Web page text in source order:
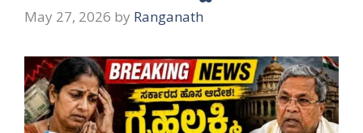
May 27, 2026 by Ranganath